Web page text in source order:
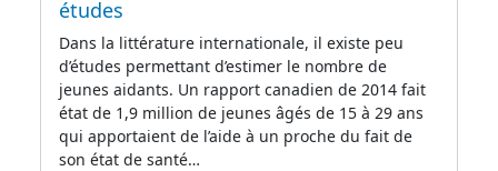
études
Dans la littérature internationale, il existe peu
d’études permettant d’estimer le nombre de
jeunes aidants. Un rapport canadien de 2014 fait
état de 1,9 million de jeunes âgés de 15 à 29 ans
qui apportaient de l’aide à un proche du fait de
son état de santé…